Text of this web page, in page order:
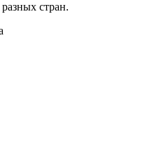
стран.